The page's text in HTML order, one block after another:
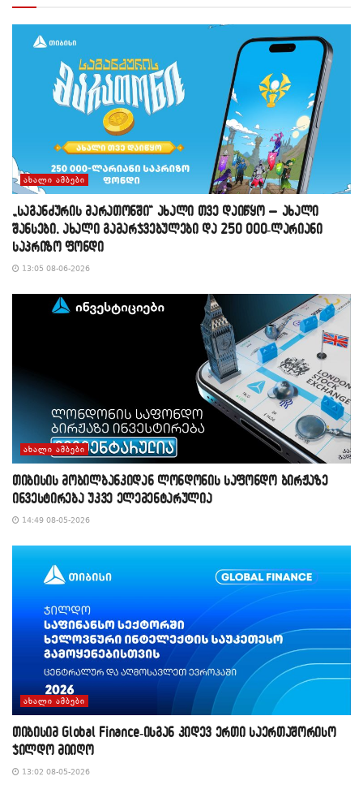
ᲐᲮᲐᲚᲘ ᲐᲛᲑᲔᲑᲘ
„საგანძურის მარათონში“ ახალი თვე დაიწყო – ახალი
შანსები, ახალი გამარჯვებულები და 250 000-ლარიანი
საპრიზო ფონდი
13:05 08-06-2026
ᲐᲮᲐᲚᲘ ᲐᲛᲑᲔᲑᲘ
თიბისის მობილბანკიდან ლონდონის საფონდო ბირჟაზე
ინვესტირება უკვე ელემენტარულია
14:49 08-05-2026
ᲐᲮᲐᲚᲘ ᲐᲛᲑᲔᲑᲘ
თიბისიმ Global Finance-ისგან კიდევ ერთი საერთაშორისო
ჯილდო მიიღო
13:02 08-05-2026